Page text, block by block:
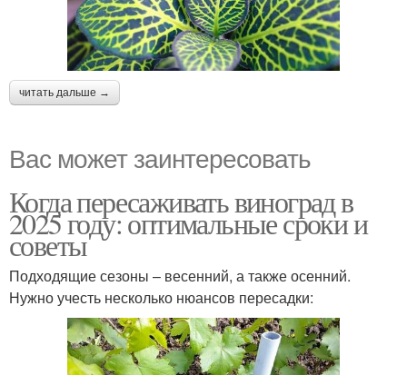
читать дальше →
Вас может заинтересовать
Когда пересаживать виноград в
2025 году: оптимальные сроки и
советы
Подходящие сезоны – весенний, а также осенний.
Нужно учесть несколько нюансов пересадки: